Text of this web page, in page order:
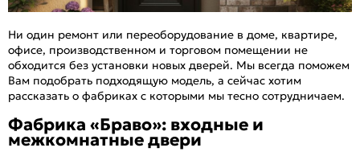
Ни один ремонт или переоборудование в доме, квартире,
офисе, производственном и торговом помещении не
обходится без установки новых дверей. Мы всегда поможем
Вам подобрать подходящую модель, а сейчас хотим
рассказать о фабриках с которыми мы тесно сотрудничаем.
Фабрика «Браво»: входные и
межкомнатные двери